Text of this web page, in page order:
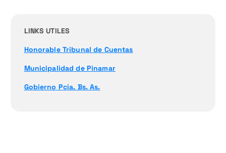
LINKS UTILES
Honorable Tribunal de Cuentas
Municipalidad de Pinamar
Gobierno Pcia. Bs. As.